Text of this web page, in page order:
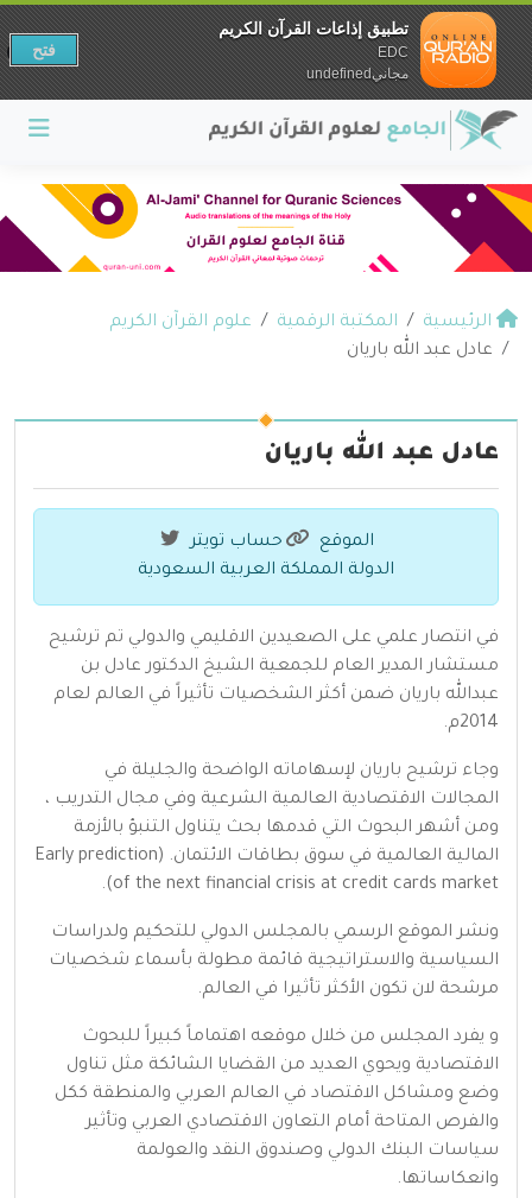
الرئيسية المكتبة الرقمية
علوم القرآن الكريم
عادل عبد الله باريان
عادل عبد الله باريان
الموقع
حساب تويتر
الدولة المملكة العربية السعودية
في انتصار علمي على الصعيدين الاقليمي والدولي تم ترشيح
مستشار المدير العام للجمعية الشيخ الدكتور عادل بن
عبدالله باريان ضمن أكثر الشخصيات تأثيراً في العالم لعام
2014م.
وجاء ترشيح باريان لإسهاماته الواضحة والجليلة في
المجالات الاقتصادية العالمية الشرعية وفي مجال التدريب ،
ومن أشهر البحوث التي قدمها بحث يتناول التنبؤ بالأزمة
المالية العالمية في سوق بطاقات الائتمان. (Early prediction
of the next financial crisis at credit cards market).
ونشر الموقع الرسمي بالمجلس الدولي للتحكيم ولدراسات
السياسية والاستراتيجية قائمة مطولة بأسماء شخصيات
مرشحة لان تكون الأكثر تأثيرا في العالم.
و يفرد المجلس من خلال موقعه اهتماماً كبيراً للبحوث
الاقتصادية ويحوي العديد من القضايا الشائكة مثل تناول
وضع ومشاكل الاقتصاد في العالم العربي والمنطقة ككل
والفرص المتاحة أمام التعاون الاقتصادي العربي وتأثير
سياسات البنك الدولي وصندوق النقد والعولمة
وانعكاساتها.
تطبيق إذاعات القرآن الكريم
EDC
مجانيundefined
فتح